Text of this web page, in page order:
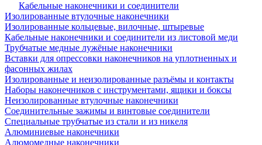
Кабельные наконечники и соединители
Изолированные втулочные наконечники
Изолированные кольцевые, вилочные, штыревые
Кабельные наконечники и соединители из листовой меди
Трубчатые медные лужёные наконечники
Вставки для опрессовки наконечников на уплотненных и
фасонных жилах
Изолированные и неизолированные разъёмы и контакты
Наборы наконечников с инструментами, ящики и боксы
Неизолированные втулочные наконечники
Соединительные зажимы и винтовые соединители
Специальные трубчатые из стали и из никеля
Алюминиевые наконечники
Алюмомедные наконечники